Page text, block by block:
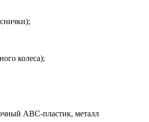
колеса);
АВС-пластик, металл